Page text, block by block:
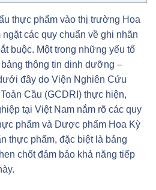
thực phẩm vào thị trường Hoa
các quy chuẩn về ghi nhãn
buộc. Một trong những yếu tố
thông tin dinh dưỡng –
đây do Viện Nghiên Cứu
Cầu (GCDRI) thực hiện,
tại Việt Nam nắm rõ các quy
phẩm và Dược phẩm Hoa Kỳ
thực phẩm, đặc biệt là bảng
chốt đảm bảo khả năng tiếp